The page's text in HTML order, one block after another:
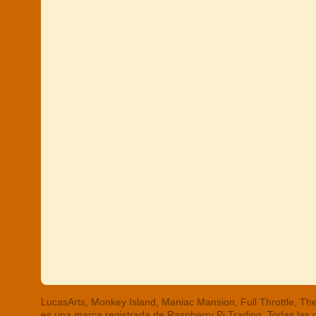
LucasArts, Monkey Island, Maniac Mansion, Full Throttle,